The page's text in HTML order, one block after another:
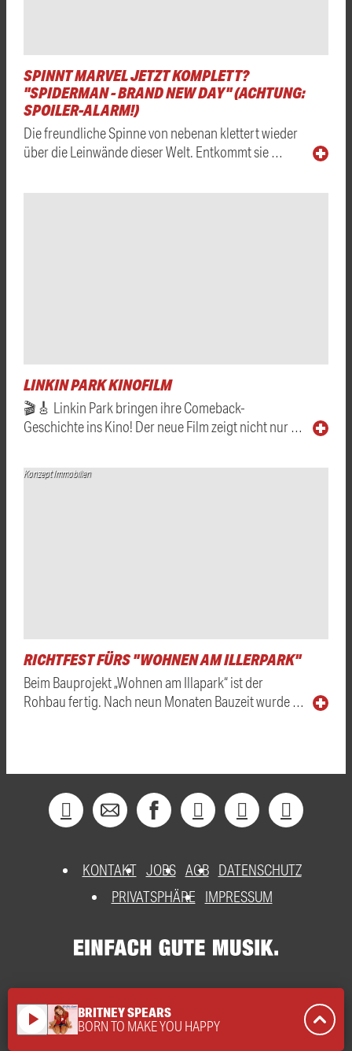
SPINNT MARVEL JETZT KOMPLETT?
"SPIDERMAN - BRAND NEW DAY" (ACHTUNG:
SPOILER-ALARM!)
Die freundliche Spinne von nebenan klettert wieder
über die Leinwände dieser Welt. Entkommt sie …
LINKIN PARK KINOFILM
🎬🎸 Linkin Park bringen ihre Comeback-
Geschichte ins Kino! Der neue Film zeigt nicht nur …
Konzept Immobilien
RICHTFEST FÜRS "WOHNEN AM ILLERPARK"
Beim Bauprojekt „Wohnen am Illapark“ ist der
Rohbau fertig. Nach neun Monaten Bauzeit wurde …
KONTAKT JOBS AGB DATENSCHUTZ
PRIVATSPHÄRE
IMPRESSUM
play_arrow BRITNEY SPEARS
BORN TO MAKE YOU HAPPY